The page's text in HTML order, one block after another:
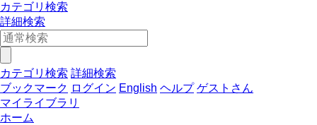
カテゴリ検索
詳細検索
カテゴリ検索 詳細検索
ブックマーク ログイン English ヘルプ ゲストさん
マイライブラリ
ホーム